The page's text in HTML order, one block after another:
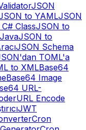
JSON
to YAMLJSON
ClassJSON to
JSON to
JSON Schema
TOML'a
to XMLBase64
Base64 Image
URL-
URL Encode
JWT
Cron